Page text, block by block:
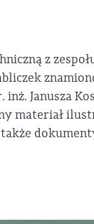
z
Janusza
materiał